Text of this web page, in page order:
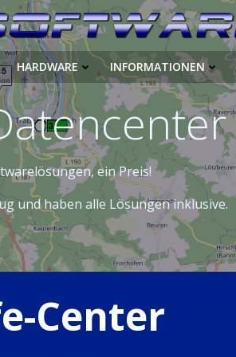
HARDWARE INFORMATIONEN
ein Preis!
und haben alle Lösungen inklusive.
Center